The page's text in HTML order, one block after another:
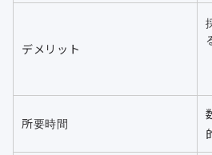
デメリット
所要時間